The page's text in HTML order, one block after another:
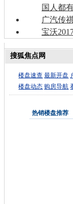
国人都
广汽传
宝沃
搜狐焦点网
楼盘速查 最新开盘
楼盘动态 购房导航
热销楼盘推荐